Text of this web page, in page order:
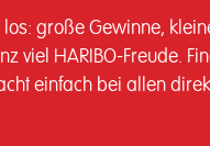
große Gewinne,
viel HARIBO-Freude.
einfach bei allen